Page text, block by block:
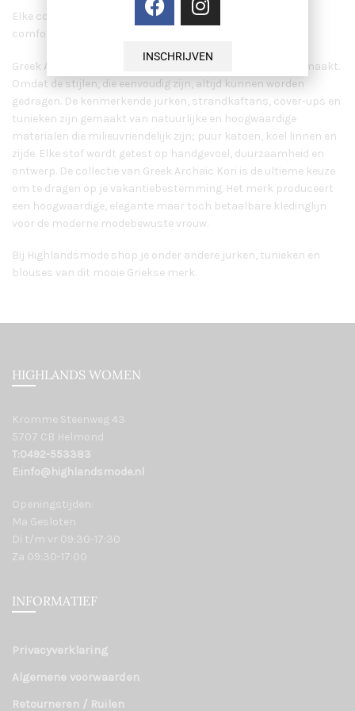
Elke collectie is gemaakt voor gemak gecombineerd met
comfort, verfijning en veelzijdigheid.
Greek Archaic Kori is voor iedere vrouw, op elke leeftijd, gemaakt.
Omdat de stijlen, die eenvoudig zijn, altijd kunnen worden
gedragen. De kenmerkende jurken, strandkaftans, cover-ups en
tunieken zijn gemaakt van natuurlijke en hoogwaardige
materialen die milieuvriendelijk zijn; puur katoen, koel linnen en
zijde. Elke stof wordt getest op handgevoel, duurzaamheid en
ontwerp. De collectie van Greek Archaic Kori is de ultieme keuze
om te dragen op je vakantiebestemming. Het merk produceert
een hoogwaardige, elegante maar toch betaalbare kledinglijn
voor de moderne modebewuste vrouw.
Bij Highlandsmode shop je onder andere jurken, tunieken en
blouses van dit mooie Griekse merk.
HIGHLANDS WOMEN
Kromme Steenweg 43
5707 CB Helmond
T:0492-553383
E:info@highlandsmode.nl
Openingstijden:
Ma Gesloten
Di t/m vr 09:30-17:30
Za 09:30-17:00
INFORMATIEF
Privacyverklaring
Algemene voorwaarden
Retourneren / Ruilen
INSCHRIJVEN